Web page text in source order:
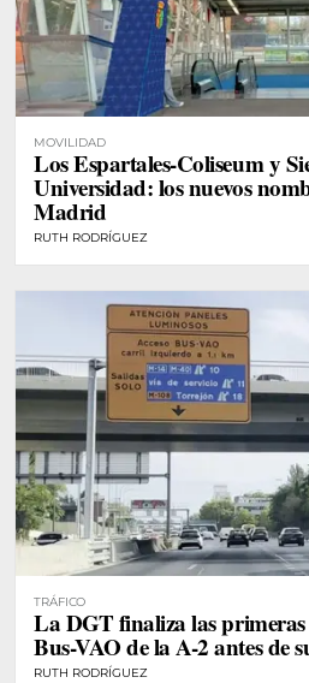
MOVILIDAD
Los Espartales-Coliseum y
Universidad: los nuevos
Madrid
RUTH RODRÍGUEZ
TRÁFICO
La DGT finaliza las
Bus-VAO de la A-2 antes de
RUTH RODRÍGUEZ